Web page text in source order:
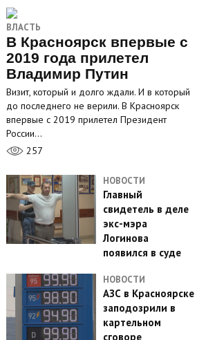
ВЛАСТЬ
В Красноярск впервые с
2019 года прилетел
Владимир Путин
Визит, который и долго ждали. И в который
до последнего не верили. В Красноярск
впервые с 2019 прилетел Президент
России…
257
НОВОСТИ
Главный
свидетель в деле
экс-мэра
Логинова
появился в суде
НОВОСТИ
АЗС в Красноярске
заподозрили в
картельном
сговоре